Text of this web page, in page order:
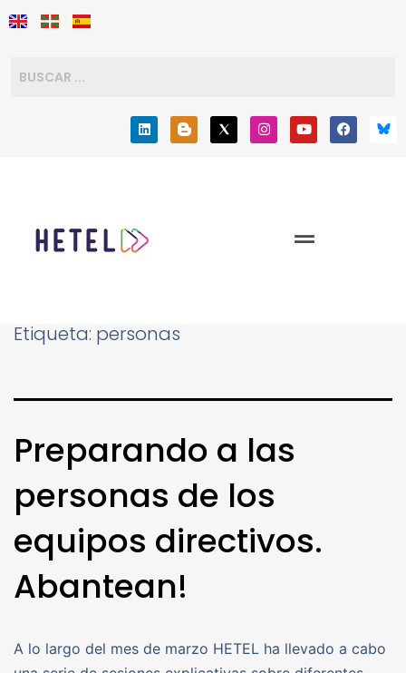
Etiqueta: personas
Preparando a las
personas de los
equipos directivos.
Abantean!
A lo largo del mes de marzo HETEL ha llevado a cabo